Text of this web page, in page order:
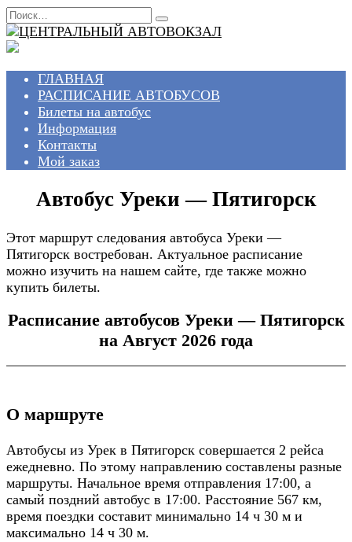
Перейти
к
содержанию
Search
for:
ГЛАВНАЯ
РАСПИСАНИЕ АВТОБУСОВ
Билеты на автобус
Информация
Контакты
Мой заказ
Автобус Уреки — Пятигорск
Этот маршрут следования автобуса Уреки —
Пятигорск востребован. Актуальное расписание
можно изучить на нашем сайте, где также можно
купить билеты.
Расписание автобусов Уреки — Пятигорск
на Август 2026 года
О маршруте
Автобусы из Урек в Пятигорск совершается 2 рейса
ежедневно. По этому направлению составлены разные
маршруты. Начальное время отправления 17:00, а
самый поздний автобус в 17:00. Расстояние 567 км,
время поездки составит минимально 14 ч 30 м и
максимально 14 ч 30 м.